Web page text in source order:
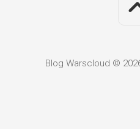
Blog Warscloud ©